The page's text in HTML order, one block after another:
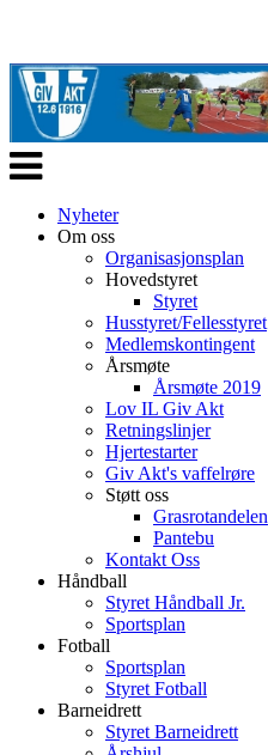
Veksle
navigasjon
Nyheter
Om oss
Organisasjonsplan
Hovedstyret
Styret
Husstyret/Fellesstyret
Medlemskontingent
Årsmøte
Årsmøte 2019
Lov IL Giv Akt
Retningslinjer
Hjertestarter
Giv Akt's vaffelrøre
Støtt oss
Grasrotandelen
Pantebu
Kontakt Oss
Håndball
Styret Håndball Jr.
Sportsplan
Fotball
Sportsplan
Styret Fotball
Barneidrett
Styret Barneidrett